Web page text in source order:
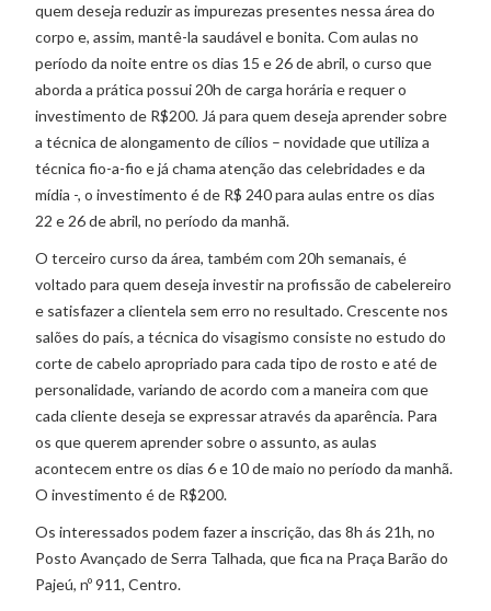
quem deseja reduzir as impurezas presentes nessa área do
corpo e, assim, mantê-la saudável e bonita. Com aulas no
período da noite entre os dias 15 e 26 de abril, o curso que
aborda a prática possui 20h de carga horária e requer o
investimento de R$200. Já para quem deseja aprender sobre
a técnica de alongamento de cílios – novidade que utiliza a
técnica fio-a-fio e já chama atenção das celebridades e da
mídia -, o investimento é de R$ 240 para aulas entre os dias
22 e 26 de abril, no período da manhã.
O terceiro curso da área, também com 20h semanais, é
voltado para quem deseja investir na profissão de cabelereiro
e satisfazer a clientela sem erro no resultado. Crescente nos
salões do país, a técnica do visagismo consiste no estudo do
corte de cabelo apropriado para cada tipo de rosto e até de
personalidade, variando de acordo com a maneira com que
cada cliente deseja se expressar através da aparência. Para
os que querem aprender sobre o assunto, as aulas
acontecem entre os dias 6 e 10 de maio no período da manhã.
O investimento é de R$200.
Os interessados podem fazer a inscrição, das 8h ás 21h, no
Posto Avançado de Serra Talhada, que fica na Praça Barão do
Pajeú, nº 911, Centro.